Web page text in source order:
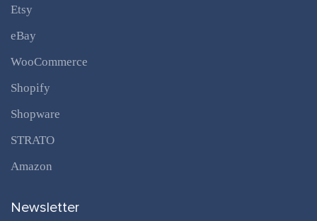
Etsy
eBay
WooCommerce
Shopify
Shopware
STRATO
Amazon
Newsletter